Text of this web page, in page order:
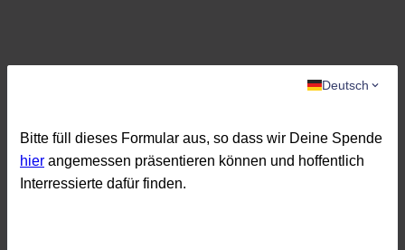
Deutsch
Bitte füll dieses Formular aus, so dass wir Deine Spende
hier angemessen präsentieren können und hoffentlich
Interressierte dafür finden.